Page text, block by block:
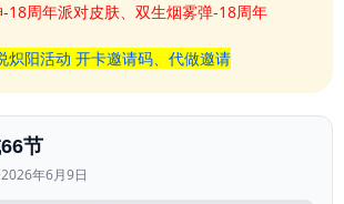
-18周年派对皮肤、双生烟雾弹-18周年
炽阳活动 开卡邀请码、代做邀请
节
年6月9日